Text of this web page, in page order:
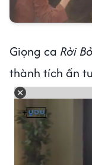
Giọng ca Rời Bỏ
thành tích ấn